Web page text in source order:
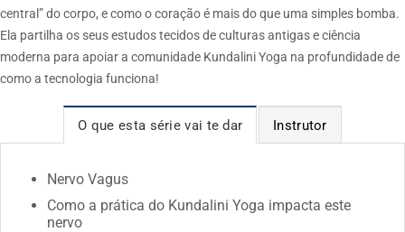
central” do corpo, e como o coração é mais do que uma simples bomba.
Ela partilha os seus estudos tecidos de culturas antigas e ciência
moderna para apoiar a comunidade Kundalini Yoga na profundidade de
como a tecnologia funciona!
O que esta série vai te dar Instrutor
Nervo Vagus
Como a prática do Kundalini Yoga impacta este
nervo